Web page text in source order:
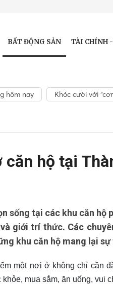
BẤT ĐỘNG SẢN TÀI CHÍNH
hôm nay Khóc cười với
hộ tại
sống tại các khu căn hộ
giới trí thức. Các
khu căn hộ mang lại
một nơi ở không chỉ cần
mua sắm, ăn uống, vui